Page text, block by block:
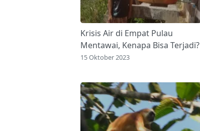
Krisis Air di Empat Pulau
Mentawai, Kenapa Bisa Terjadi?
15 Oktober 2023